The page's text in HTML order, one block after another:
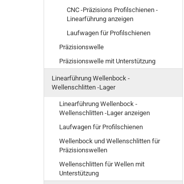
CNC -Präzisions Profilschienen -
Linearführung anzeigen
Laufwagen für Profilschienen
Präzisionswelle
Präzisionswelle mit Unterstützung
Linearführung Wellenbock -
Wellenschlitten -Lager
Linearführung Wellenbock -
Wellenschlitten -Lager anzeigen
Laufwagen für Profilschienen
Wellenbock und Wellenschlitten für
Präzisionswellen
Wellenschlitten für Wellen mit
Unterstützung